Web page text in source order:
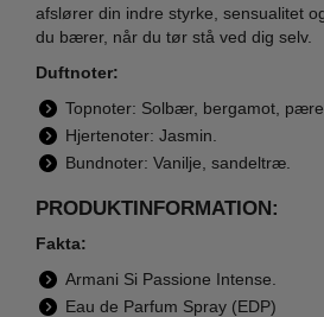
afslører din indre styrke, sensualitet
du bærer, når du tør stå ved dig selv.
Duftnoter:
Topnoter: Solbær, bergamot, pære.
Hjertenoter: Jasmin.
Bundnoter: Vanilje, sandeltræ.
PRODUKTINFORMATION:
Fakta:
Armani Si Passione Intense.
Eau de Parfum Spray (EDP)